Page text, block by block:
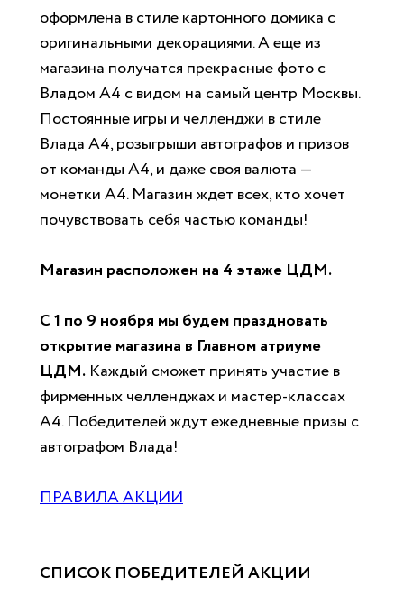
оформлена в стиле картонного домика с
оригинальными декорациями. А еще из
магазина получатся прекрасные фото с
Владом А4 с видом на самый центр Москвы.
Постоянные игры и челленджи в стиле
Влада А4, розыгрыши автографов и призов
от команды А4, и даже своя валюта —
монетки А4. Магазин ждет всех, кто хочет
почувствовать себя частью команды!
Магазин расположен на 4 этаже ЦДМ.
С 1 по 9 ноября мы будем праздновать
открытие магазина в Главном атриуме
ЦДМ. Каждый сможет принять участие в
фирменных челленджах и мастер-классах
А4. Победителей ждут ежедневные призы с
автографом Влада!
ПРАВИЛА АКЦИИ
СПИСОК ПОБЕДИТЕЛЕЙ АКЦИИ